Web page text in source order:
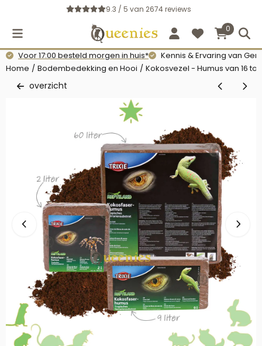
Cookievoorkeuren zijn momenteel gesloten.
9.3 / 5 van 2674reviews
0
Voor 17:00 besteld morgen in huis*
Kennis & Ervaring van
Home / Bodembedekking en Hooi / Kokosvezel - Humus van 16
overzicht